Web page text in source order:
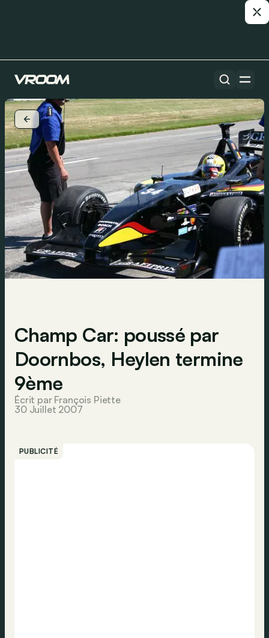
Champ Car: poussé par
Doornbos, Heylen termine
9ème
Écrit par François Piette
30 Juillet 2007
PUBLICITÉ